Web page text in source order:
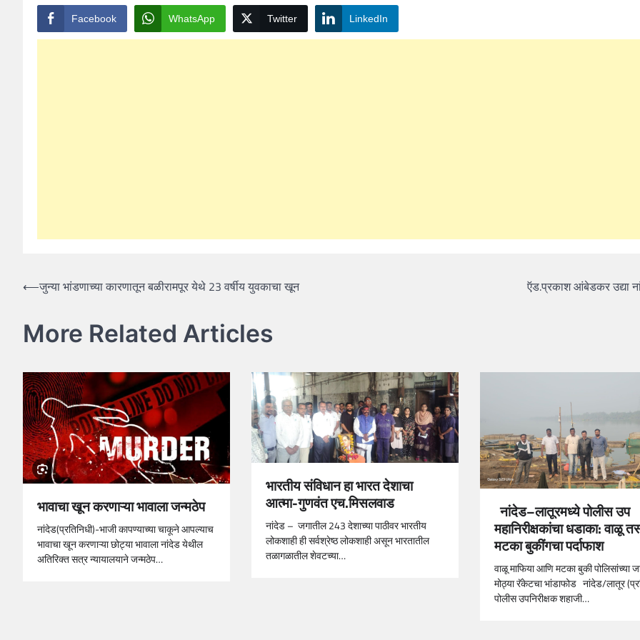
Facebook WhatsApp Twitter LinkedIn
Post
⟵जुन्या भांडणाच्या कारणातून बळीरामपूर येथे 23 वर्षीय युवकाचा खून ऍड.प्रकाश आंबेडकर उद्या
More Related Articles
भावाचा खून करणाऱ्या भावाला जन्मठेप
नांदेड(प्रतिनिधी)-भाजी कापण्याच्या चाकूने आपल्याच
भावाचा खून करणाऱ्या छोट्या भावाला नांदेड येथील
अतिरिक्त सत्र न्यायालयाने जन्मठेप…
भारतीय संविधान हा भारत देशाचा
आत्मा-गुणवंत एच.मिसलवाड
नांदेड – जगातील 243 देशाच्या पाठीवर भारतीय
लोकशाही ही सर्वश्रेष्ठ लोकशाही असून भारतातील
तळागळातील शेवटच्या…
नांदेड–लातूरमध्ये पोलीस उप
महानिरीक्षकांचा धडाका: वाळू
मटका बुकींगचा पर्दाफाश
वाळू माफिया आणि मटका बुकी पोलिसांच्या
मोठ्या रॅकेटचा भांडाफोड नांदेड/लातूर
पोलीस उपनिरीक्षक शहाजी…